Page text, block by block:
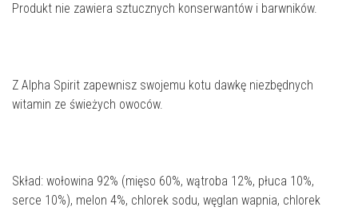
Produkt nie zawiera sztucznych konserwantów i barwników.
Z Alpha Spirit zapewnisz swojemu kotu dawkę niezbędnych
witamin ze świeżych owoców.
Skład: wołowina 92% (mięso 60%, wątroba 12%, płuca 10%,
serce 10%), melon 4%, chlorek sodu, węglan wapnia, chlorek